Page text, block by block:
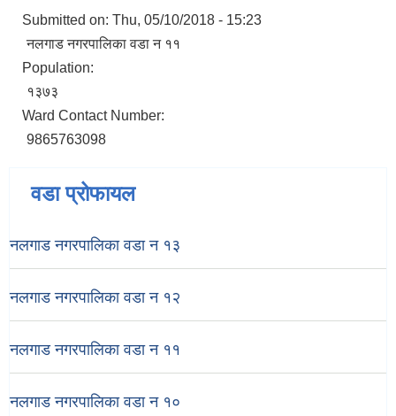
Submitted on: Thu, 05/10/2018 - 15:23
नलगाड नगरपालिका वडा न‌‍ ११
Population:
१३७३
Ward Contact Number:
9865763098
वडा प्रोफायल
नलगाड नगरपालिका वडा न‌‍ १३
नलगाड नगरपालिका वडा न‌‍ १२
नलगाड नगरपालिका वडा न‌‍ ११
नलगाड नगरपालिका वडा न‌‍ १०